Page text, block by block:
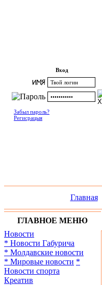
Вход
Забыл пароль?
Регисрацыя
Главная
ГЛАВНОЕ МЕНЮ
Новости
* Новости Габурича
* Молдавские новости
* Мировые новости *
Новости спорта
Креатив